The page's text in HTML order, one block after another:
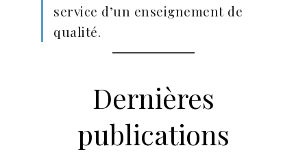
service d’un enseignement de
qualité.
Dernières
publications